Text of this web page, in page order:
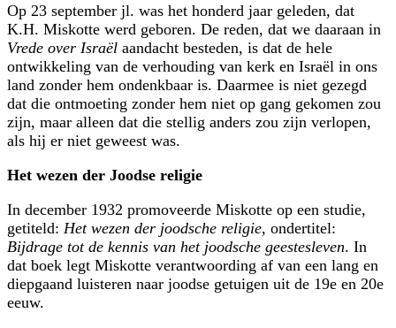
Op 23 september jl. was het honderd jaar geleden, dat
K.H. Miskotte werd geboren. De reden, dat we daaraan in
Vrede over Israël aandacht besteden, is dat de hele
ontwikkeling van de verhouding van kerk en Israël in ons
land zonder hem ondenkbaar is. Daarmee is niet gezegd
dat die ontmoeting zonder hem niet op gang gekomen zou
zijn, maar alleen dat die stellig anders zou zijn verlopen,
als hij er niet geweest was.
Het wezen der Joodse religie
In december 1932 promoveerde Miskotte op een studie,
getiteld: Het wezen der joodsche religie, ondertitel:
Bijdrage tot de kennis van het joodsche geestes­leven. In
dat boek legt Miskotte verantwoording af van een lang en
diep­gaand luisteren naar joodse getuigen uit de 19e en 20e
eeuw.